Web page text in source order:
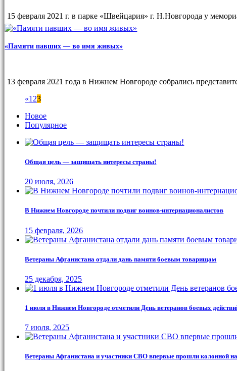
15 февраля 2021 г. в парке «Швейцария» г. Н.Новгорода у
«Памяти павших — во имя живых»
13 февраля 2021 года в Нижнем Новгороде собрались
«1 23
Новое
Популярное
Общая цель — защищать интересы страны!
20 июля, 2026
В Нижнем Новгороде почтили подвиг воинов-интернационалистов
15 февраля, 2026
Ветераны Афганистана отдали дань памяти боевым товарищам
25 декабря, 2025
1 июля в Нижнем Новгороде отметили День ветеранов боевых
7 июля, 2025
Ветераны Афганистана и участники СВО впервые прошли колонной